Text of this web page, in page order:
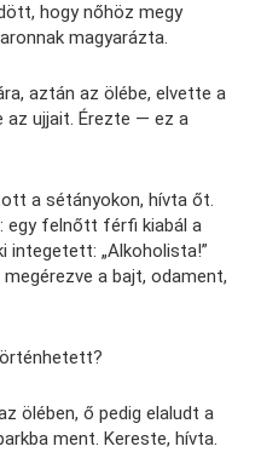
hogy nőhöz megy
magyarázta.
aztán az ölébe, elvette a
az ujjait. Érezte — ez a
a sétányokon, hívta őt.
egy felnőtt férfi kiabál a
integetett: „Alkoholista!”
a bajt, odament,
ölében, ő pedig elaludt a
ment. Kereste, hívta.